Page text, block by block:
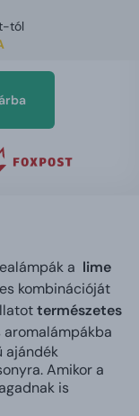
tól
a lime
kombinációját
természetes
ajándék
Amikor a
is